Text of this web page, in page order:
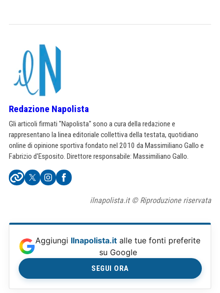
Redazione Napolista
Gli articoli firmati "Napolista" sono a cura della redazione e
rappresentano la linea editoriale collettiva della testata, quotidiano
online di opinione sportiva fondato nel 2010 da Massimiliano Gallo e
Fabrizio d'Esposito. Direttore responsabile: Massimiliano Gallo.
ilnapolista.it © Riproduzione riservata
Aggiungi Ilnapolista.it alle tue fonti preferite
su Google
SEGUI ORA